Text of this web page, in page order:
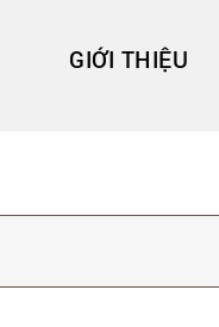
GIỚI THIỆU